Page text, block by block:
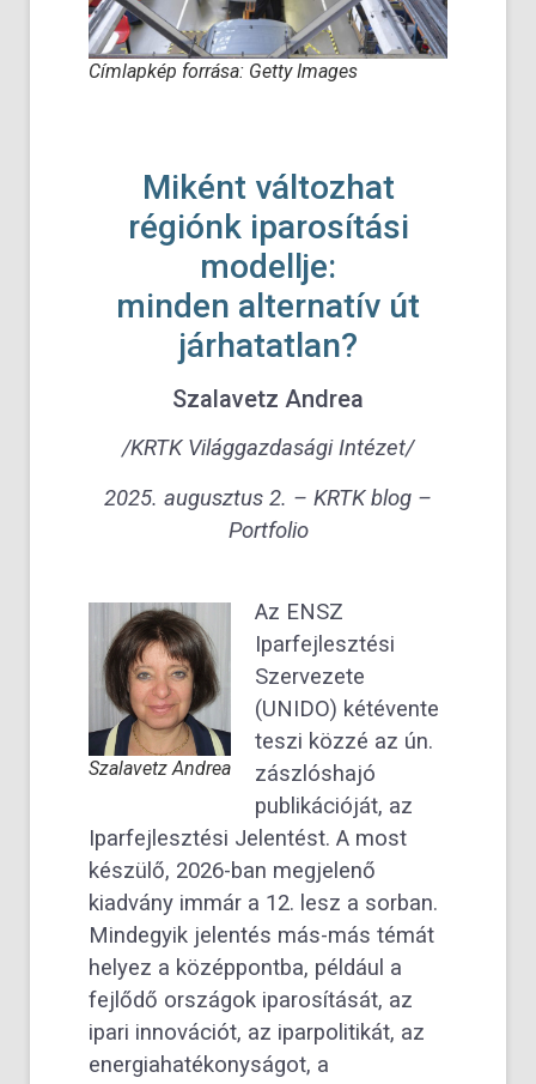
Címlapkép forrása: Getty Images
Miként változhat
régiónk iparosítási
modellje:
minden alternatív út
járhatatlan?
Szalavetz Andrea
/KRTK Világgazdasági Intézet/
2025. augusztus 2. – KRTK blog –
Portfolio
Szalavetz Andrea
Az ENSZ
Iparfejlesztési
Szervezete
(UNIDO) kétévente
teszi közzé az ún.
zászlóshajó
publikációját, az
Iparfejlesztési Jelentést. A most
készülő, 2026-ban megjelenő
kiadvány immár a 12. lesz a sorban.
Mindegyik jelentés más-más témát
helyez a középpontba, például a
fejlődő országok iparosítását, az
ipari innovációt, az iparpolitikát, az
energiahatékonyságot, a